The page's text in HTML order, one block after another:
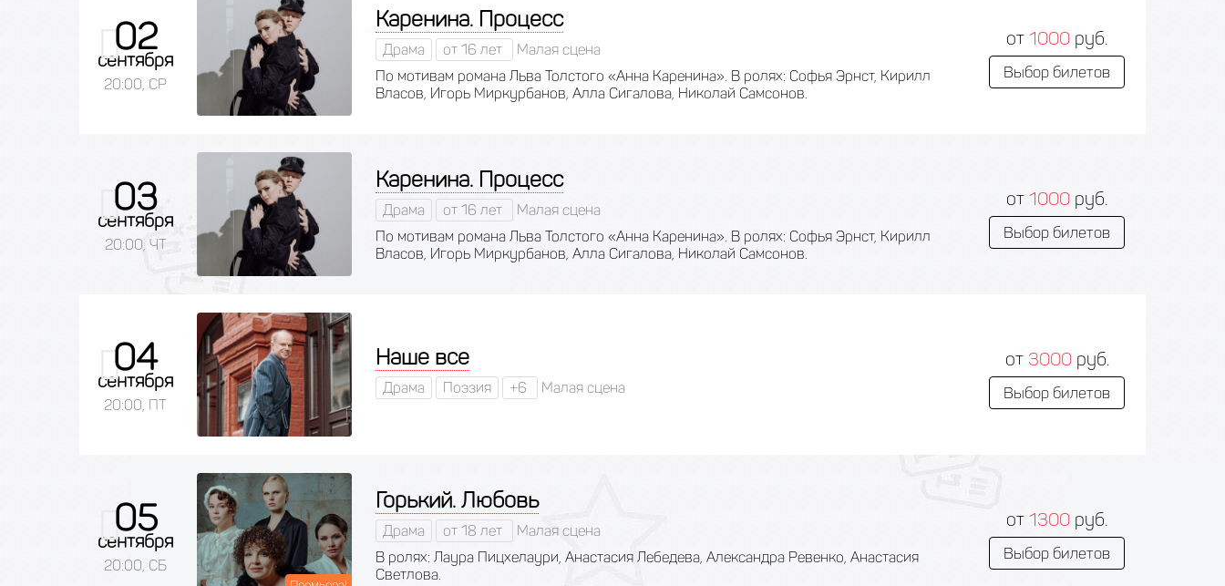
02
сентября
20:00, СР
Каренина. Процесс
Драма от 16 лет
Малая сцена
По мотивам романа Льва Толстого «Анна Каренина». В ролях: Софья Эрнст, Кирилл
Власов, Игорь Миркурбанов, Алла Сигалова, Николай Самсонов.
от 1000 руб.
Выбор билетов
03
сентября
20:00, ЧТ
Каренина. Процесс
Драма от 16 лет
Малая сцена
По мотивам романа Льва Толстого «Анна Каренина». В ролях: Софья Эрнст, Кирилл
Власов, Игорь Миркурбанов, Алла Сигалова, Николай Самсонов.
от 1000 руб.
Выбор билетов
04
сентября
20:00, ПТ
Наше все
Драма Поэзия +6 Малая сцена
от 3000руб.
Выбор билетов
05
сентября
20:00, СБ
Горький. Любовь
Драма от 18 лет
Малая сцена
В ролях: Лаура Пицхелаури, Анастасия Лебедева, Александра Ревенко, Анастасия
Светлова.
от 1300 руб.
Выбор билетов